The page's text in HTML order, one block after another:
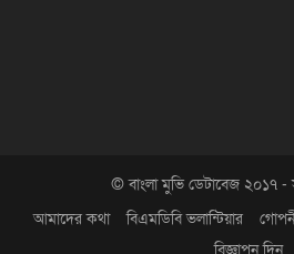
© বাংলা মুভি ডেটাবেজ ২০১৭ -
আমাদের কথা
বিএমডিবি ভলান্টিয়ার
বিজ্ঞাপন দিন